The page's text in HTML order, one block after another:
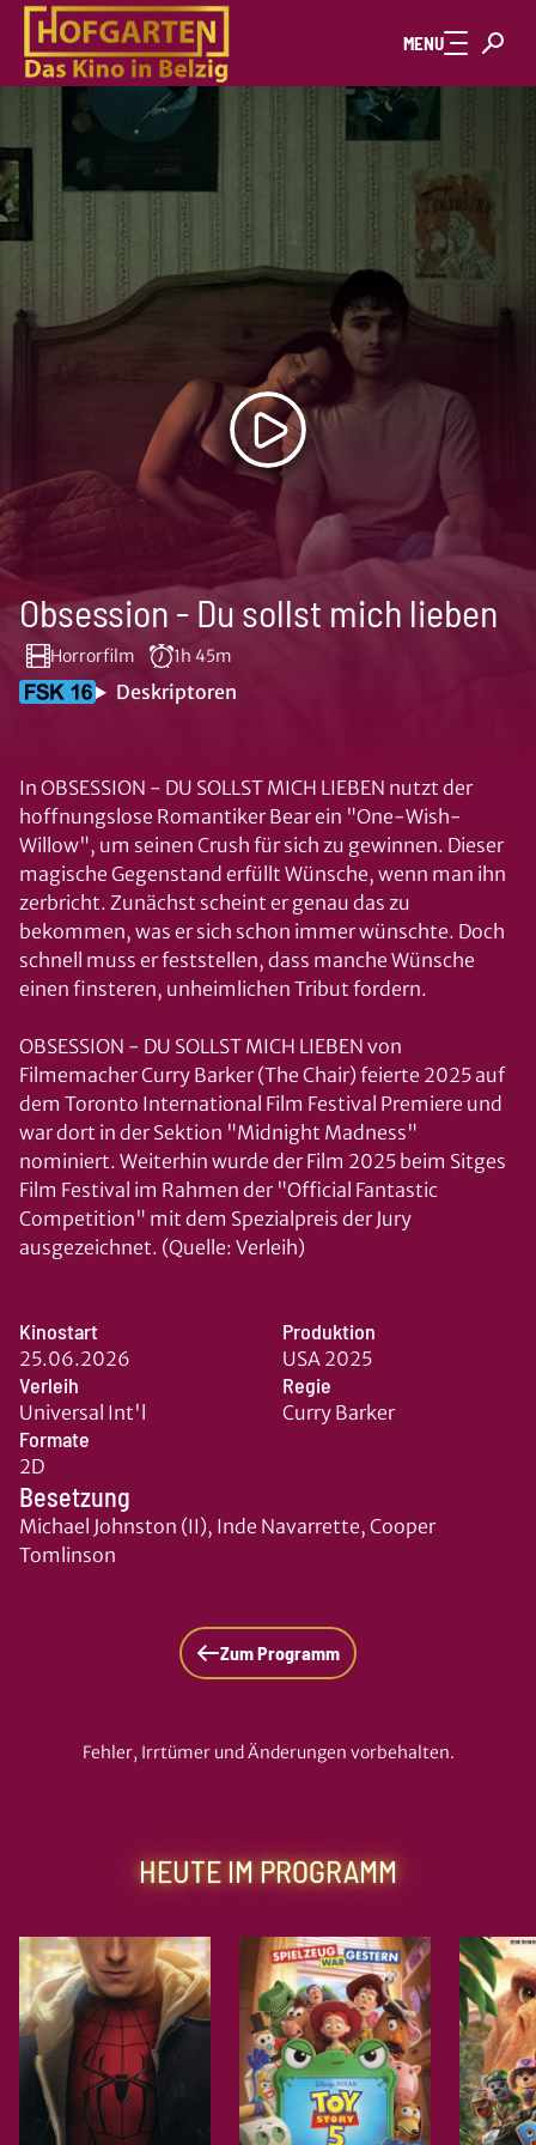
Zum Hauptinhalt springen MENU
Obsession - Du sollst mich lieben
Horrorfilm 1h 45m
Deskriptoren
In OBSESSION - DU SOLLST MICH LIEBEN nutzt der
hoffnungslose Romantiker Bear ein "One-Wish-
Willow", um seinen Crush für sich zu gewinnen. Dieser
magische Gegenstand erfüllt Wünsche, wenn man ihn
zerbricht. Zunächst scheint er genau das zu
bekommen, was er sich schon immer wünschte. Doch
schnell muss er feststellen, dass manche Wünsche
einen finsteren, unheimlichen Tribut fordern.
OBSESSION - DU SOLLST MICH LIEBEN von
Filmemacher Curry Barker (The Chair) feierte 2025 auf
dem Toronto International Film Festival Premiere und
war dort in der Sektion "Midnight Madness"
nominiert. Weiterhin wurde der Film 2025 beim Sitges
Film Festival im Rahmen der "Official Fantastic
Competition" mit dem Spezialpreis der Jury
ausgezeichnet. (Quelle: Verleih)
Kinostart
25.06.2026
Produktion
USA 2025
Verleih
Universal Int'l
Regie
Curry Barker
Formate
2D
Besetzung
Michael Johnston (II), Inde Navarrette, Cooper
Tomlinson
Zum Programm
Fehler, Irrtümer und Änderungen vorbehalten.
HEUTE IM PROGRAMM